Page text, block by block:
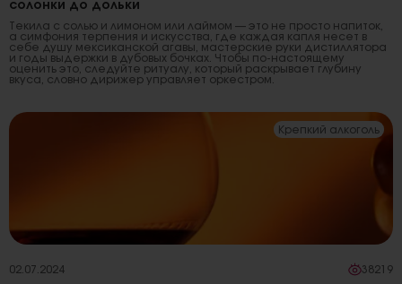
солонки до дольки
Текила с солью и лимоном или лаймом — это не просто напиток,
а симфония терпения и искусства, где каждая капля несет в
себе душу мексиканской агавы, мастерские руки дистиллятора
и годы выдержки в дубовых бочках. Чтобы по-настоящему
оценить это, следуйте ритуалу, который раскрывает глубину
вкуса, словно дирижер управляет оркестром.
Крепкий алкоголь
02.07.2024 38219